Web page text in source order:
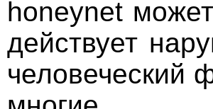
honeynet
действует
человеческий